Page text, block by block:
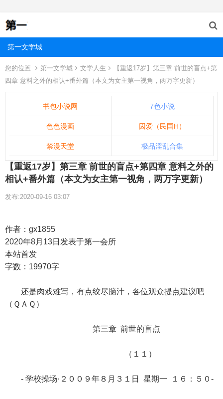
第一文学城
您的位置 第一文学城 文学人生
【重返17岁】第三章 前世的盲点+第
四章 意料之外的相认+番外篇（本文为女主第一视角，两万字更新）
书包小说网 7色小说
色色漫画 囚爱（民国H）
禁漫天堂 极品淫乱合集
【重返17岁】第三章 前世的盲点+第四章 意料之外的
相认+番外篇（本文为女主第一视角，两万字更新）
发布:2020-09-16 03:07
作者：gx1855
2020年8月13日发表于第一会所
本站首发
字数：19970字
还是肉戏难写，有点绞尽脑汁，各位观众提点建议吧
（ＱＡＱ）
第三章 前世的盲点
（１１）
- 学校操场·２００９年８月３１日 星期一 １６：５０-